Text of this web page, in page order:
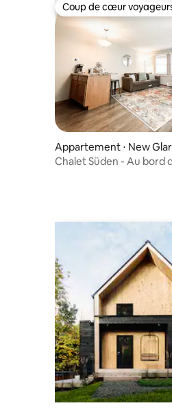
Coup de cœur
Coup de cœur
Appartement ⋅ New
Chalet Süden - Au bord